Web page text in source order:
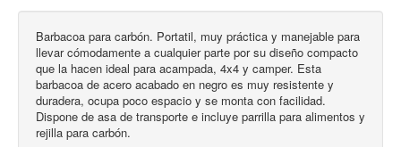
Barbacoa para carbón. Portatil, muy práctica y manejable para
llevar cómodamente a cualquier parte por su diseño compacto
que la hacen ideal para acampada, 4x4 y camper. Esta
barbacoa de acero acabado en negro es muy resistente y
duradera, ocupa poco espacio y se monta con facilidad.
Dispone de asa de transporte e incluye parrilla para alimentos y
rejilla para carbón.